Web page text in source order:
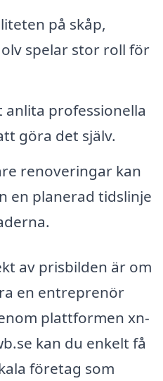
på skåp,
spelar stor roll för
anlita professionella
göra det själv.
renoveringar kan
en planerad tidslinje
av prisbilden är om
en entreprenör
plattformen xn-
kan du enkelt få
företag som